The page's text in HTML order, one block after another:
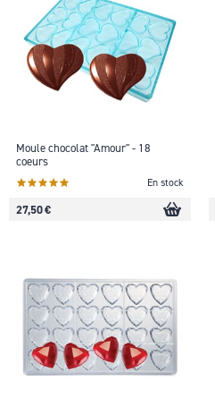
Moule chocolat "Amour" - 18
coeurs
En stock
27,50 €